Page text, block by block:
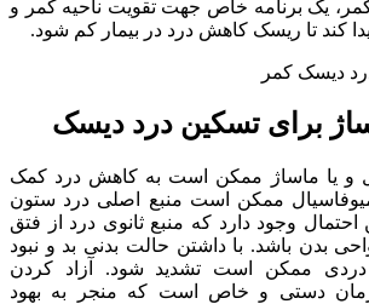
یک برنامه خاص جهت تقویت ناحیه کمر
و
کند تا ریسک کاهش درد در بیمار کم شود.
برای تسکین درد دیسک
و یا ماساژ ممکن است به کاهش درد کمک
ممکن است منبع اصلی درد ستون
احتمال وجود دارد که منبع ثانوی درد از
فتق
بدن باشد. با داشتن حالت بدنی بد و نبود
دردی ممکن است تشدید شود. آزاد
کردن
دستی و خاص است که منجر به بهود